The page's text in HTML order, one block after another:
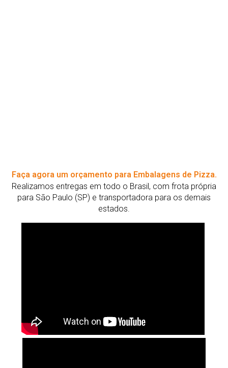
Faça agora um orçamento para Embalagens de Pizza.
Realizamos entregas em todo o Brasil, com frota própria
para São Paulo (SP) e transportadora para os demais
estados.